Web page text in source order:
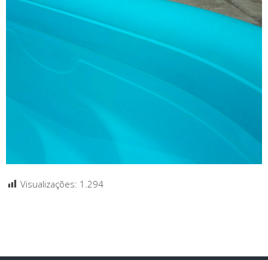
Visualizações: 1.294